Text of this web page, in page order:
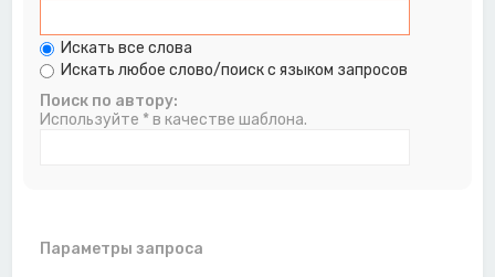
Искать все слова
Искать любое слово/поиск с языком запросов
Поиск по автору:
Используйте * в качестве шаблона.
Параметры запроса